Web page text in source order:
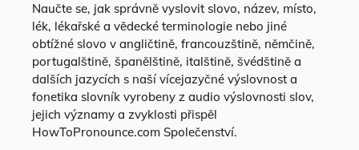
Naučte se, jak správně vyslovit slovo, název, místo,
lék, lékařské a vědecké terminologie nebo jiné
obtížné slovo v angličtině, francouzštině, němčině,
portugalštině, španělštině, italštině, švédštině a
dalších jazycích s naší vícejazyčné výslovnost a
fonetika slovník vyrobeny z audio výslovnosti slov,
jejich významy a zvyklosti přispěl
HowToPronounce.com Společenství.